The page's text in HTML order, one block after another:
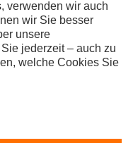
Media